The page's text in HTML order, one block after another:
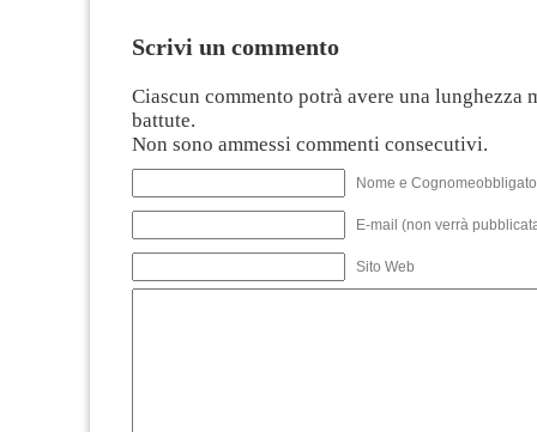
Scrivi un commento
Ciascun commento potrà avere una lunghezza
battute.
Non sono ammessi commenti consecutivi.
Nome e
E-mail (non verrà
Sito Web